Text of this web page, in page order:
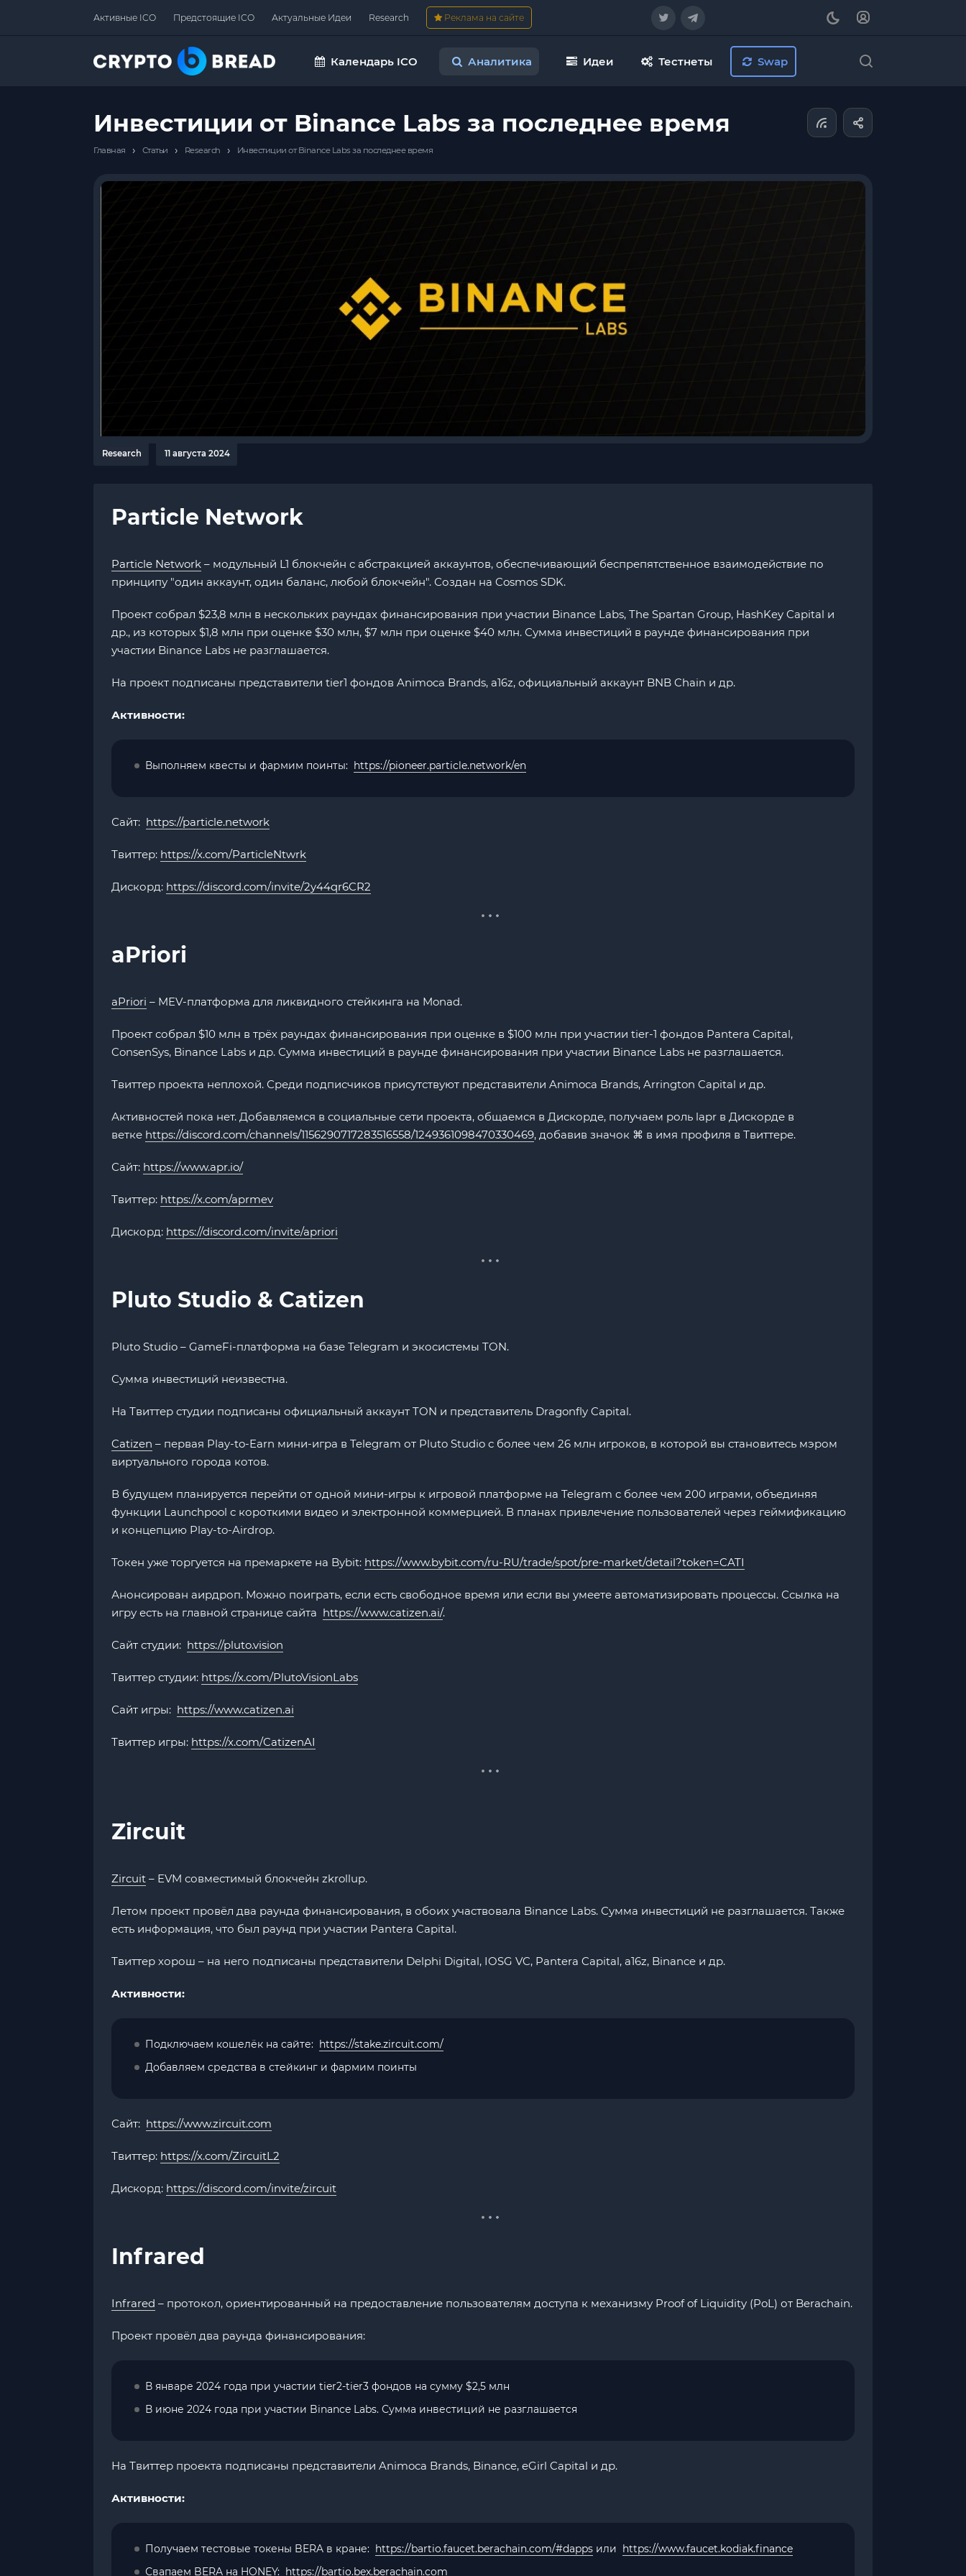
Активные ICO Предстоящие ICO Актуальные Идеи Research Реклама на сайте
Календарь ICO Аналитика Идеи Тестнеты Swap
Инвестиции от Binance Labs за последнее время
Главная › Статьи › Research › Инвестиции от Binance Labs за последнее время
Research 11 августа 2024
Particle Network
Particle Network – модульный L1 блокчейн с абстракцией аккаунтов, обеспечивающий беспрепятственное взаимодействие по
принципу "один аккаунт, один баланс, любой блокчейн". Создан на Cosmos SDK.
Проект собрал $23,8 млн в нескольких раундах финансирования при участии Binance Labs, The Spartan Group, HashKey Capital и
др., из которых $1,8 млн при оценке $30 млн, $7 млн при оценке $40 млн. Сумма инвестиций в раунде финансирования при
участии Binance Labs не разглашается.
На проект подписаны представители tier1 фондов Animoca Brands, a16z, официальный аккаунт BNB Chain и др.
Активности:
Выполняем квесты и фармим поинты: https://pioneer.particle.network/en
Сайт: https://particle.network
Твиттер: https://x.com/ParticleNtwrk
Дискорд: https://discord.com/invite/2y44qr6CR2
aPriori
aPriori – MEV-платформа для ликвидного стейкинга на Monad.
Проект собрал $10 млн в трёх раундах финансирования при оценке в $100 млн при участии tier-1 фондов Pantera Capital,
ConsenSys, Binance Labs и др. Сумма инвестиций в раунде финансирования при участии Binance Labs не разглашается.
Твиттер проекта неплохой. Среди подписчиков присутствуют представители Animoca Brands, Arrington Capital и др.
Активностей пока нет. Добавляемся в социальные сети проекта, общаемся в Дискорде, получаем роль lapr в Дискорде в
ветке https://discord.com/channels/1156290717283516558/1249361098470330469, добавив значок ⌘ в имя профиля в Твиттере.
Сайт: https://www.apr.io/
Твиттер: https://x.com/aprmev
Дискорд: https://discord.com/invite/apriori
Pluto Studio & Catizen
Pluto Studio – GameFi-платформа на базе Telegram и экосистемы TON.
Сумма инвестиций неизвестна.
На Твиттер студии подписаны официальный аккаунт TON и представитель Dragonfly Capital.
Catizen – первая Play-to-Earn мини-игра в Telegram от Pluto Studio с более чем 26 млн игроков, в которой вы становитесь мэром
виртуального города котов.
В будущем планируется перейти от одной мини-игры к игровой платформе на Telegram с более чем 200 играми, объединяя
функции Launchpool с короткими видео и электронной коммерцией. В планах привлечение пользователей через геймификацию
и концепцию Play-to-Airdrop.
Токен уже торгуется на премаркете на Bybit: https://www.bybit.com/ru-RU/trade/spot/pre-market/detail?token=CATI
Анонсирован аирдроп. Можно поиграть, если есть свободное время или если вы умеете автоматизировать процессы. Ссылка на
игру есть на главной странице сайта https://www.catizen.ai/.
Сайт студии: https://pluto.vision
Твиттер студии: https://x.com/PlutoVisionLabs
Сайт игры: https://www.catizen.ai
Твиттер игры: https://x.com/CatizenAI
Zircuit
Zircuit – EVM совместимый блокчейн zkrollup.
Летом проект провёл два раунда финансирования, в обоих участвовала Binance Labs. Сумма инвестиций не разглашается. Также
есть информация, что был раунд при участии Pantera Capital.
Твиттер хорош – на него подписаны представители Delphi Digital, IOSG VC, Pantera Capital, a16z, Binance и др.
Активности:
Подключаем кошелёк на сайте: https://stake.zircuit.com/
Добавляем средства в стейкинг и фармим поинты
Сайт: https://www.zircuit.com
Твиттер: https://x.com/ZircuitL2
Дискорд: https://discord.com/invite/zircuit
Infrared
Infrared – протокол, ориентированный на предоставление пользователям доступа к механизму Proof of Liquidity (PoL) от Berachain.
Проект провёл два раунда финансирования:
В январе 2024 года при участии tier2-tier3 фондов на сумму $2,5 млн
В июне 2024 года при участии Binance Labs. Сумма инвестиций не разглашается
На Твиттер проекта подписаны представители Animoca Brands, Binance, eGirl Capital и др.
Активности:
Получаем тестовые токены BERA в кране: https://bartio.faucet.berachain.com/#dapps или https://www.faucet.kodiak.finance
Свапаем BERA на HONEY: https://bartio.bex.berachain.com